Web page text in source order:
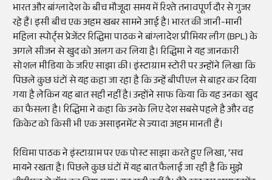
भारत और बांग्लादेश के बीच मौजूदा समय में रिश्ते तनावपूर्ण दौर से गुजर
रहे हैं। इसी बीच एक अहम खबर सामने आई है। भारत की जानी-मानी
महिला स्पोर्ट्स प्रेजेंटर रिद्धिमा पाठक ने बांग्लादेश प्रीमियर लीग (BPL) के
अगले सीजन से खुद को अलग कर लिया है। रिद्धिमा ने यह जानकारी
सोशल मीडिया के जरिए साझा की। इंस्टाग्राम स्टोरी पर उन्होंने लिखा कि
पिछले कुछ घंटों से यह कहा जा रहा है कि उन्हें बीपीएल से बाहर कर दिया
गया है लेकिन यह बात सही नहीं है। उन्होंने साफ किया कि यह उनका खुद
का फैसला है। रिद्धिमा ने कहा कि उनके लिए देश सबसे पहले है और वह
क्रिकेट को किसी भी एक असाइनमेंट से ज्यादा अहम मानती हैं।
रिधिमा पाठक ने इंस्टाग्राम पर एक पोस्ट साझा करते हुए लिखा, 'सच
मायने रखता है। पिछले कुछ घंटों में यह बात फैलाई जा रही है कि मुझे